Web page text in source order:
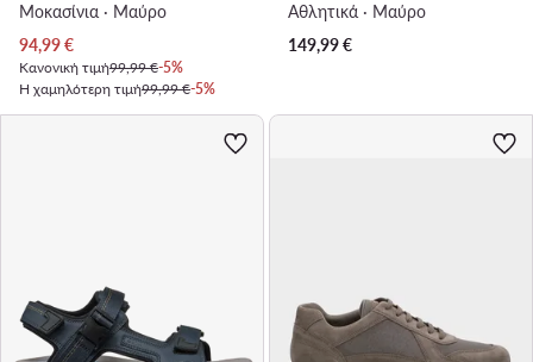
Μοκασίνια · Μαύρο
Τρέχουσα τιμή
94,99€
Κανονική τιμή99,99 €-5%
Η χαμηλότερη τιμή99,99 €-5%
Αθλητικά · Μαύρο
149,99€